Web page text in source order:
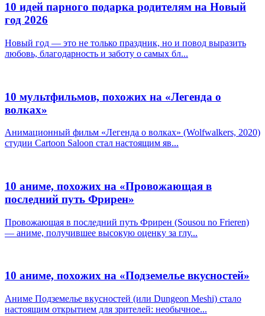
10 идей парного подарка родителям на Новый
год 2026
Новый год — это не только праздник, но и повод выразить
любовь, благодарность и заботу о самых бл...
10 мультфильмов, похожих на «Легенда о
волках»
Анимационный фильм «Легенда о волках» (Wolfwalkers, 2020)
студии Cartoon Saloon стал настоящим яв...
10 аниме, похожих на «Провожающая в
последний путь Фрирен»
Провожающая в последний путь Фрирен (Sousou no Frieren)
— аниме, получившее высокую оценку за глу...
10 аниме, похожих на «Подземелье вкусностей»
Аниме Подземелье вкусностей (или Dungeon Meshi) стало
настоящим открытием для зрителей: необычное...